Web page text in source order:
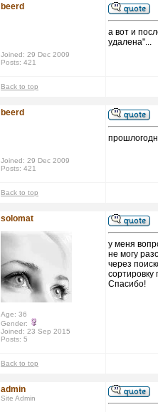
beerd
Joined: 29 Dec 2009
Posts: 421
а вот и
удалена"...
Back to top
beerd
Joined: 29 Dec 2009
Posts: 421
Back to top
solomat
Age: 36
Gender:
Joined: 23 Sep 2015
Posts: 5
у меня
не могу
через
сортировку
Спасибо!
Back to top
admin
Site Admin